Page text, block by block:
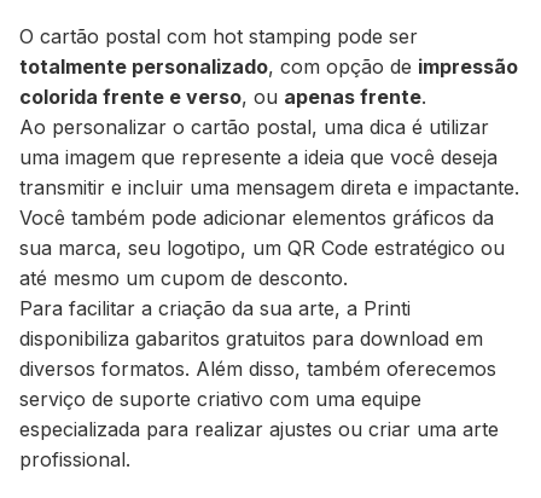
O cartão postal com hot stamping pode ser
totalmente personalizado, com opção de impressão
colorida frente e verso, ou apenas frente.
Ao personalizar o cartão postal, uma dica é utilizar
uma imagem que represente a ideia que você deseja
transmitir e incluir uma mensagem direta e impactante.
Você também pode adicionar elementos gráficos da
sua marca, seu logotipo, um QR Code estratégico ou
até mesmo um cupom de desconto.
Para facilitar a criação da sua arte, a Printi
disponibiliza gabaritos gratuitos para download em
diversos formatos. Além disso, também oferecemos
serviço de suporte criativo com uma equipe
especializada para realizar ajustes ou criar uma arte
profissional.